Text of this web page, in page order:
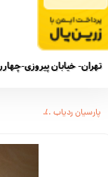
پارسیان ردیاب